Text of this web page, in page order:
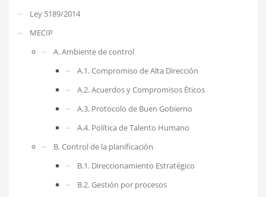
Ley 5189/2014
MECIP
A. Ambiente de control
A.1. Compromiso de Alta Dirección
A.2. Acuerdos y Compromisos Éticos
A.3. Protocolo de Buen Gobierno
A.4. Política de Talento Humano
B. Control de la planificación
B.1. Direccionamiento Estratégico
B.2. Gestión por procesos